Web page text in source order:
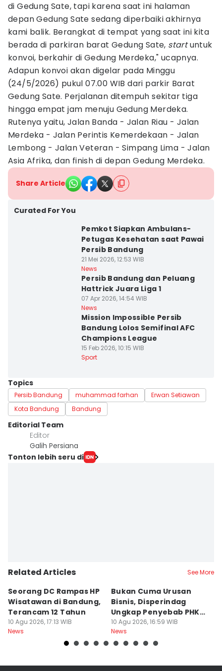
di Gedung Sate, tapi karena saat ini halaman
depan Gedung Sate sedang diperbaiki akhirnya
kami balik. Berangkat di tempat yang saat ini kita
berada di parkiran barat Gedung Sate, startuntuk
konvoi, berkahir di Gedung Merdeka," ucapnya.
Adapun konvoi akan digelar pada Minggu
(24/5/2026) pukul 07.00 WIB dari parkir Barat
Gedung Sate. Perjalanan ditempuh sekitar tiga
hingga empat jam menuju Gedung Merdeka.
Rutenya yaitu, Jalan Banda - Jalan Riau - Jalan
Merdeka - Jalan Perintis Kemerdekaan - Jalan
Lembong - Jalan Veteran - Simpang Lima - Jalan
Asia Afrika, dan finish di depan Gedung Merdeka.
Share Article
Curated For You
Pemkot Siapkan Ambulans-
Petugas Kesehatan saat Pawai
Persib Bandung
21 Mei 2026, 12:53 WIB
News
Persib Bandung dan Peluang
Hattrick Juara Liga 1
07 Apr 2026, 14:54 WIB
News
Mission Impossible Persib
Bandung Lolos Semifinal AFC
Champions League
15 Feb 2026, 10:15 WIB
Sport
Topics
Persib Bandung muhammad farhan
Erwan Setiawan
Kota Bandung
Bandung
Editorial Team
Editor
Galih Persiana
Tonton lebih seru di
Related Articles See More
Seorang DC Rampas HP
Wisatawan di Bandung,
Terancam 12 Tahun
10 Agu 2026, 17:13 WIB
News
Bukan Cuma Urusan
Bisnis, Disperindag
Ungkap Penyebab PHK
Industri di Jabar
10 Agu 2026, 16:59 WIB
News